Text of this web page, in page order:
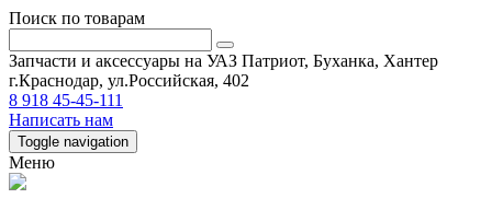
Поиск по товарам
Запчасти и аксессуары на УАЗ Патриот, Буханка, Хантер
г.Краснодар, ул.Российская, 402
8 918 45-45-111
Написать нам
Toggle navigation
Меню